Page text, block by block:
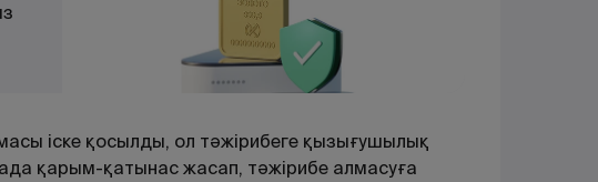
іске қосылды, ол тәжірибеге қызығушылық
қарым-қатынас жасап, тәжірибе алмасуға